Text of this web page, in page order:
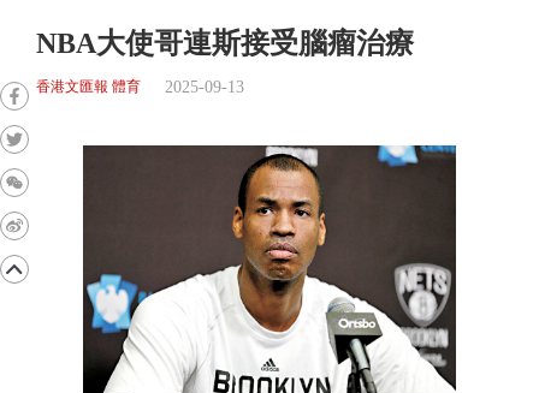
NBA大使哥連斯接受腦瘤治療
香港文匯報 體育 2025-09-13